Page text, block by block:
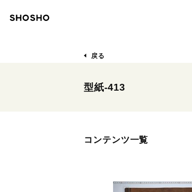
戻る
型紙-413
コンテンツ一覧